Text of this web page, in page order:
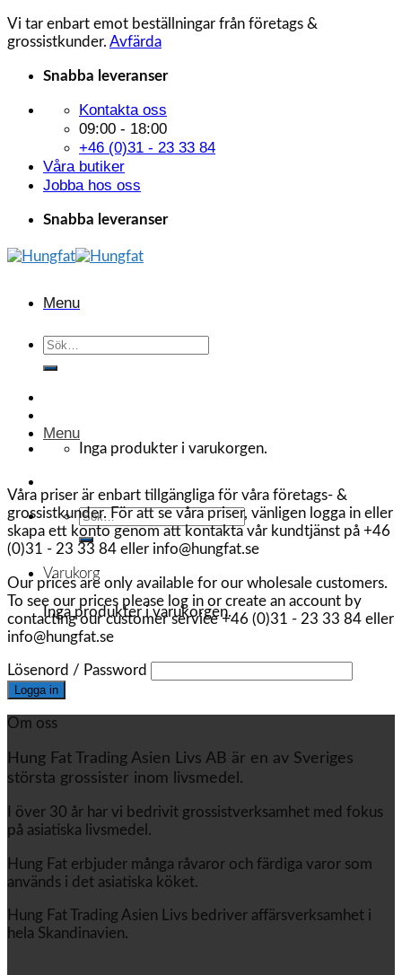
Vi tar enbart emot beställningar från företags &
grossistkunder. Avfärda
Skip
content
Snabba leveranser
Kontakta oss
09:00 - 18:00
+46 (0)31 - 23 33 84
Våra butiker
Jobba hos oss
Snabba leveranser
Menu
Sök
Inga produkter i varukorgen.
Sök
efter:
Varukorg
Inga produkter i varukorgen.
Menu
Våra priser är enbart tillgängliga för våra företags- &
grossistkunder. För att se våra priser, vänligen logga in eller
skapa ett konto genom att kontakta vår kundtjänst på +46
(0)31 - 23 33 84 eller info@hungfat.se
Our prices are only available for our wholesale customers.
To see our prices please log in or create an account by
contacting our customer service +46 (0)31 - 23 33 84 eller
info@hungfat.se
Lösenord / Password
Om oss
Hung Fat Trading Asien Livs AB är en av Sveriges
största grossister inom livsmedel.
I över 30 år har vi bedrivit grossistverksamhet med fokus
på asiatiska livsmedel.
Hung Fat erbjuder många råvaror och färdiga varor som
används i det asiatiska köket.
Hung Fat Trading Asien Livs bedriver affärsverksamhet i
hela Skandinavien.